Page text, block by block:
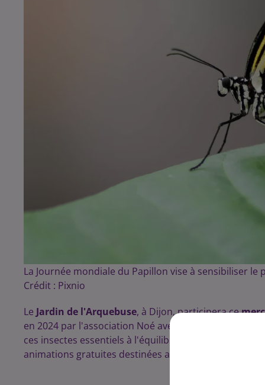
La Journée mondiale du Papillon vise à sensibiliser
Crédit : Pixnio
Le Jardin de l'Arquebuse, à Dijon, participera ce
en 2024 par l'association Noé avec le soutien de
ces insectes essentiels à l'équilibre des
animations gratuites destinées aux familles.